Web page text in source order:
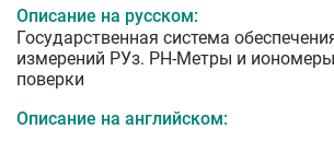
Описание на русском:
Государственная система
измерений РУз. РН-Метры и
поверки
Описание на английском: